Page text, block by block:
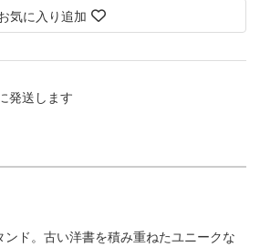
気に入り追加
発送します
ンド。古い洋書を積み重ねたユニークな